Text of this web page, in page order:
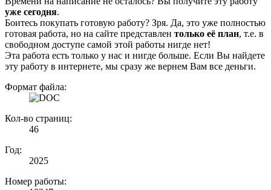
уже сегодня.
Боитесь покупать готовую работу? Зря. Да, это уже полностью
готовая работа, но на сайте представлен только её план, т.е. в
свободном доступе самой этой работы нигде нет!
Эта работа есть только у нас и нигде больше. Если Вы найдете
эту работу в интернете, мы сразу же вернем Вам все деньги.
Формат файла:
Кол-во страниц:
46
Год:
2025
Номер работы: